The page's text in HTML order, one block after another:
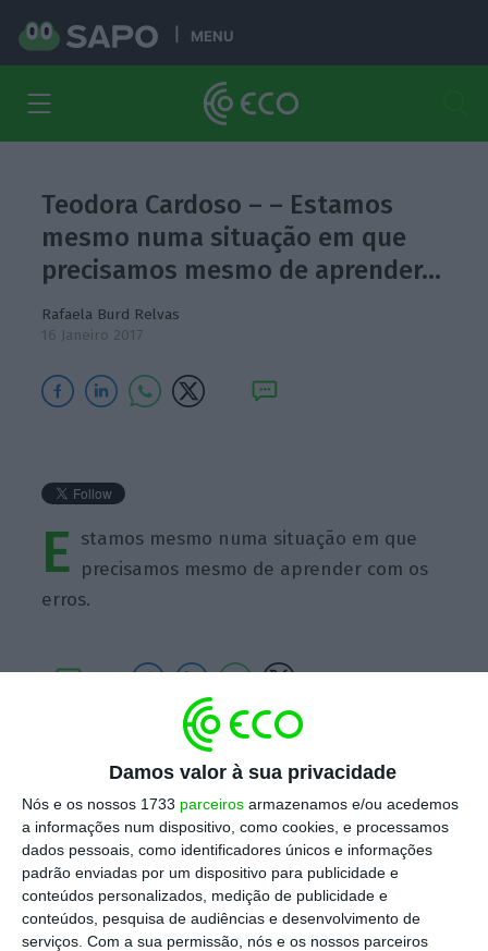
Damos valor à sua privacidade
Nós e os nossos 1733 parceiros armazenamos e/ou acedemos
a informações num dispositivo, como cookies, e processamos
dados pessoais, como identificadores únicos e informações
padrão enviadas por um dispositivo para publicidade e
conteúdos personalizados, medição de publicidade e
conteúdos, pesquisa de audiências e desenvolvimento de
serviços. Com a sua permissão, nós e os nossos parceiros
MENU
Teodora Cardoso – – Estamos
mesmo numa situação em que
precisamos mesmo de aprender…
Rafaela Burd Relvas
16 Janeiro 2017
E stamos mesmo numa situação em que
precisamos mesmo de aprender com os
erros.
Assine o ECO Premium
No momento em que a informação é
mais importante do que nunca, apoie